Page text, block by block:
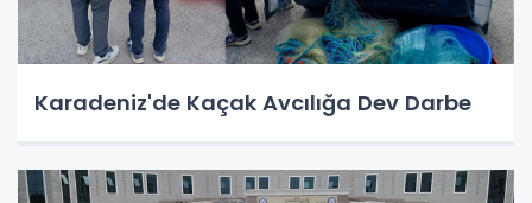
Karadeniz'de Kaçak Avcılığa Dev Darbe